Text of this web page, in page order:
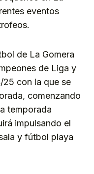
eventos
de La Gomera
de Liga y
con la que se
comenzando
temporada
impulsando el
y fútbol playa